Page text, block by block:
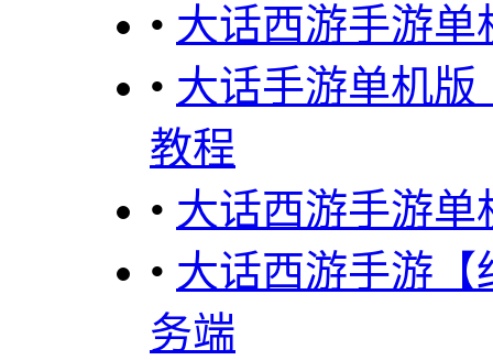
• 大话西游手游
• 大话手游单机
教程
• 大话西游手游
• 大话西游手游
务端